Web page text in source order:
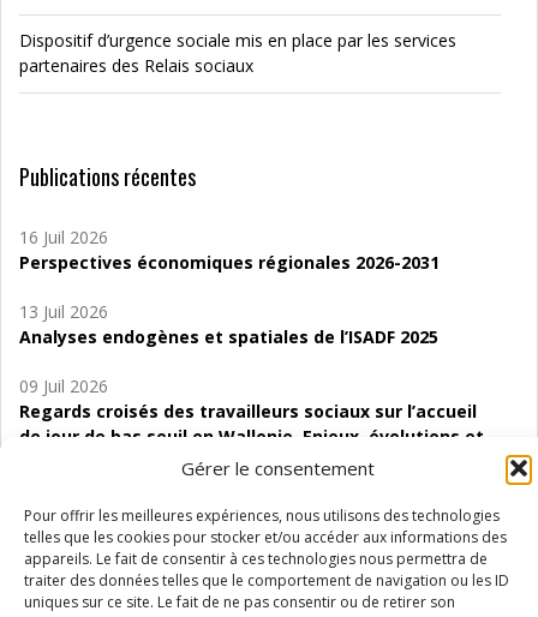
Gérer le consentement
Pour offrir les meilleures expériences, nous utilisons des technologies
telles que les cookies pour stocker et/ou accéder aux informations des
appareils. Le fait de consentir à ces technologies nous permettra de
traiter des données telles que le comportement de navigation ou les ID
uniques sur ce site. Le fait de ne pas consentir ou de retirer son
Dispositif d’urgence sociale mis en place par les services
partenaires des Relais sociaux
Publications récentes
16 Juil 2026
Perspectives économiques régionales 2026-2031
13 Juil 2026
Analyses endogènes et spatiales de l’ISADF 2025
09 Juil 2026
Regards croisés des travailleurs sociaux sur l’accueil
de jour de bas seuil en Wallonie. Enjeux, évolutions et
06 Juil 2026
Étude d’évaluabilité des Structures
d’accompagnement à l’autocréation d’emploi (SAACE)
01 Juil 2026